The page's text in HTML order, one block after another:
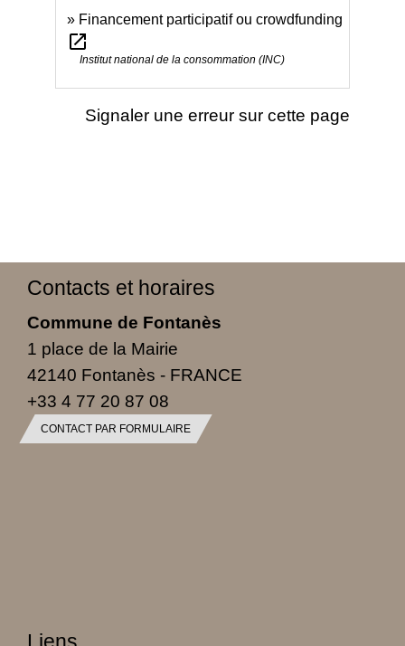
Financement participatif ou crowdfunding
open_in_new
Institut national de la consommation (INC)
Signaler une erreur sur cette page
Contacts et horaires
Commune de Fontanès
1 place de la Mairie
42140 Fontanès - FRANCE
+33 4 77 20 87 08
CONTACT PAR FORMULAIRE